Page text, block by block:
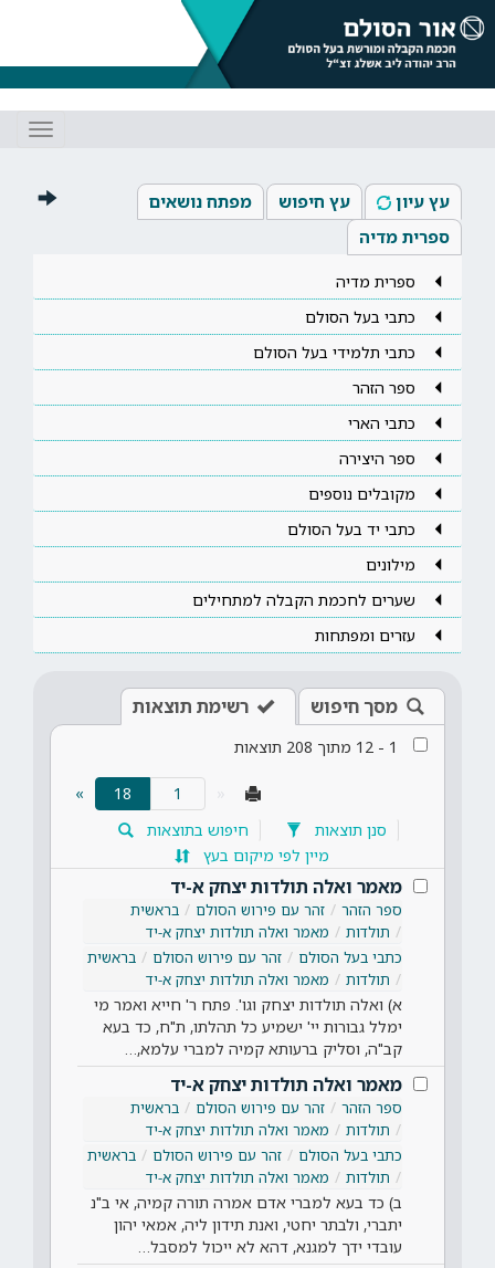
עץ עיון עץ חיפוש
מפתח נושאים
ספרית מדיה
ספרית מדיה
כתבי בעל הסולם
כתבי תלמידי בעל הסולם
ספר הזהר
כתבי הארי
ספר היצירה
מקובלים נוספים
כתבי יד בעל הסולם
מילונים
שערים לחכמת הקבלה למתחילים
עזרים ומפתחות
מסך חיפוש רשימת תוצאות
1
-
12 מתוך 208 תוצאות
18
»
סנן תוצאות
חיפוש בתוצאות
מיין לפי מיקום בעץ
מאמר ואלה תולדות יצחק א-יד
ספר הזהר זהר עם פירוש הסולם
בראשית
תולדות
מאמר ואלה תולדות יצחק א-יד
כתבי בעל הסולם
זהר עם פירוש הסולם
בראשית
תולדות
מאמר ואלה תולדות יצחק א-יד
א) ואלה תולדות יצחק וגו'. פתח ר' חייא ואמר מי
ימלל גבורות יי' ישמיע כל תהלתו, ת"ח, כד בעא
קב"ה, וסליק ברעותא קמיה למברי עלמא,…
מאמר ואלה תולדות יצחק א-יד
ספר הזהר זהר עם פירוש הסולם
בראשית
תולדות
מאמר ואלה תולדות יצחק א-יד
כתבי בעל הסולם
זהר עם פירוש הסולם
בראשית
תולדות
מאמר ואלה תולדות יצחק א-יד
ב) כד בעא למברי אדם אמרה תורה קמיה, אי ב"נ
יתברי, ולבתר יחטי, ואנת תידון ליה, אמאי יהון
עובדי ידך למגנא, דהא לא ייכול למסבל…